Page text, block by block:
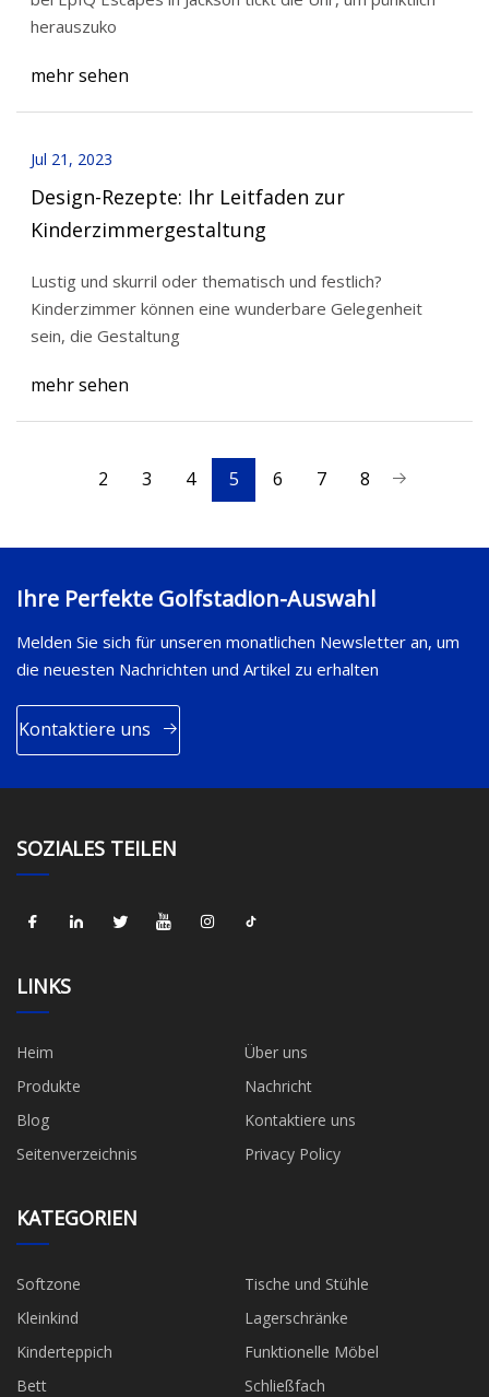
herauszuko
mehr sehen
Jul 21, 2023
Design-Rezepte: Ihr Leitfaden zur
Kinderzimmergestaltung
Lustig und skurril oder thematisch und festlich?
Kinderzimmer können eine wunderbare Gelegenheit
sein, die Gestaltung
mehr sehen
2 3 4 5 6 7 8
Ihre Perfekte Golfstadion-Auswahl
Melden Sie sich für unseren monatlichen Newsletter an, um
die neuesten Nachrichten und Artikel zu erhalten
Kontaktiere uns
SOZIALES TEILEN
LINKS
Heim
Über uns
Produkte
Nachricht
Blog
Kontaktiere uns
Seitenverzeichnis
Privacy Policy
KATEGORIEN
Softzone
Tische und Stühle
Kleinkind
Lagerschränke
Kinderteppich
Funktionelle Möbel
Bett
Schließfach